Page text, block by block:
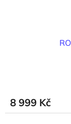
8 999 Kč